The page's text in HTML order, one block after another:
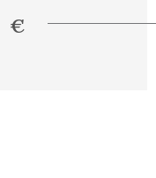
exposé sont
€